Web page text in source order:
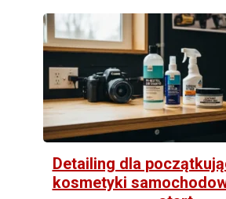
Detailing dla
kosmetyki